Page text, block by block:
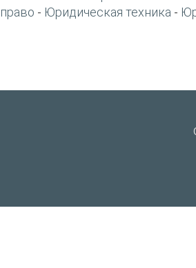
право - Юридическая техника -